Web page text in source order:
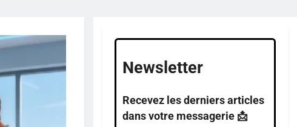
Newsletter
Recevez les derniers articles
dans votre messagerie 📩